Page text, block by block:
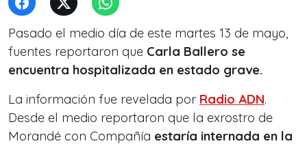
Pasado el medio día de este martes 13 de mayo,
fuentes reportaron que Carla Ballero se
encuentra hospitalizada en estado grave.
La información fue revelada por Radio ADN.
Desde el medio reportaron que la exrostro de
Morandé con Compañía estaría internada en la